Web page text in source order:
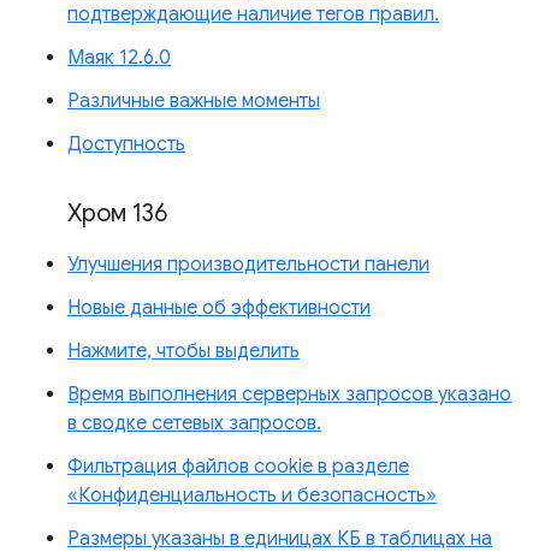
подтверждающие наличие тегов правил.
Маяк 12.6.0
Различные важные моменты
Доступность
Хром 136
Улучшения производительности панели
Новые данные об эффективности
Нажмите, чтобы выделить
Время выполнения серверных запросов указано
в сводке сетевых запросов.
Фильтрация файлов cookie в разделе
«Конфиденциальность и безопасность»
Размеры указаны в единицах КБ в таблицах на